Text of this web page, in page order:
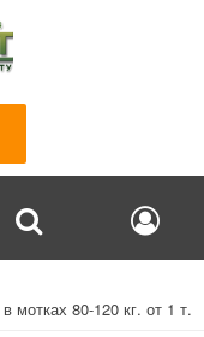
мотках 80-120 кг. от 1 т.